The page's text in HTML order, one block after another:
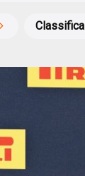
Classifica